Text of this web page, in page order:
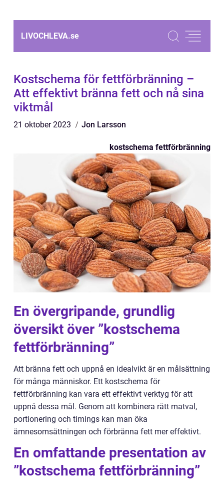
LIVOCHLEVA.se
Kostschema för fettförbränning –
Att effektivt bränna fett och nå sina
viktmål
21 oktober 2023 Jon Larsson
kostschema fettförbränning
En övergripande, grundlig
översikt över ”kostschema
fettförbränning”
Att bränna fett och uppnå en idealvikt är en målsättning
för många människor. Ett kostschema för
fettförbränning kan vara ett effektivt verktyg för att
uppnå dessa mål. Genom att kombinera rätt matval,
portionering och timings kan man öka
ämnesomsättningen och förbränna fett mer effektivt.
En omfattande presentation av
”kostschema fettförbränning”